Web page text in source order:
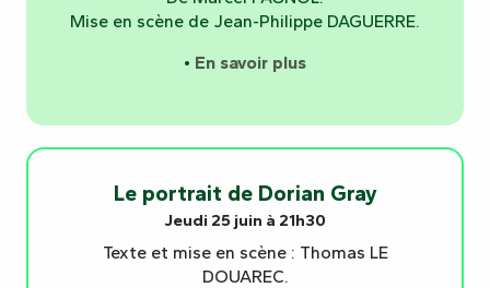
Mise en scène de Jean-Philippe DAGUERRE.
• En savoir plus
Le portrait de Dorian Gray
Jeudi 25 juin à 21h30
Texte et mise en scène : Thomas LE
DOUAREC.